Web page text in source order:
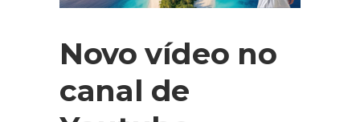
Novo vídeo no
canal de